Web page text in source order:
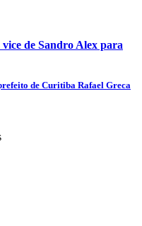
de Sandro Alex para
de Curitiba Rafael Greca